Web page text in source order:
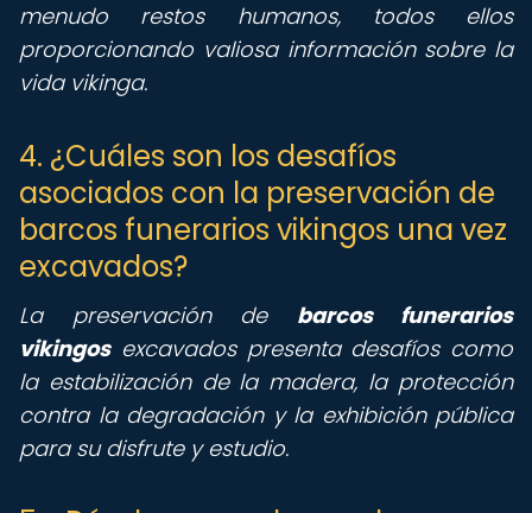
menudo restos humanos, todos ellos
proporcionando valiosa información sobre la
vida vikinga.
4. ¿Cuáles son los desafíos
asociados con la preservación de
barcos funerarios vikingos una vez
excavados?
La preservación de barcos funerarios
vikingosexcavados presenta desafíos como
la estabilización de la madera, la protección
contra la degradación y la exhibición pública
para su disfrute y estudio.